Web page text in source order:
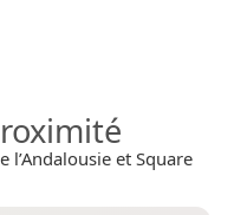
l’Andalousie et Square